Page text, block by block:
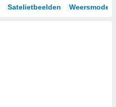
Satelietbeelden